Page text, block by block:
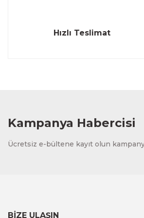
Hızlı Teslimat
Kampanya Habercisi
Ücretsiz e-bültene kayıt olun
BİZE ULAŞIN